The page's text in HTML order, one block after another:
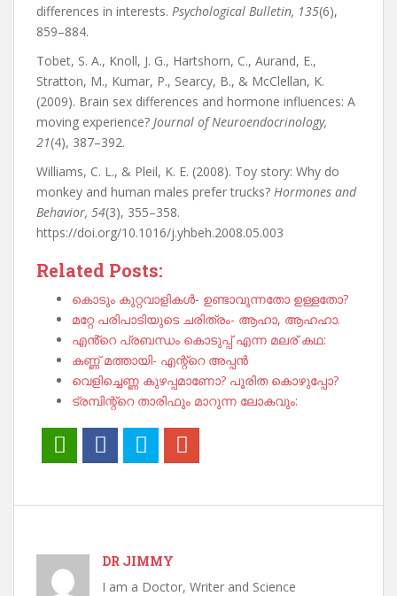
differences in interests. Psychological Bulletin, 135(6),
859–884.
Tobet, S. A., Knoll, J. G., Hartshorn, C., Aurand, E.,
Stratton, M., Kumar, P., Searcy, B., & McClellan, K.
(2009). Brain sex differences and hormone influences: A
moving experience? Journal of Neuroendocrinology,
21(4), 387–392.
Williams, C. L., & Pleil, K. E. (2008). Toy story: Why do
monkey and human males prefer trucks? Hormones and
Behavior, 54(3), 355–358.
https://doi.org/10.1016/j.yhbeh.2008.05.003
Related Posts:
കൊടും കുറ്റവാളികൾ- ഉണ്ടാവുന്നതോ ഉള്ളതോ?
മറ്റേ പരിപാടിയുടെ ചരിത്രം- ആഹാ, ആഹഹാ.
എൻ്റെ പ്രബന്ധം കൊടുപ്പ് എന്ന മലര് കഥ:
കണ്ണ് മത്തായി- എന്റ്റെ അപ്പൻ
വെളിച്ചെണ്ണ കുഴപ്പമാണോ? പൂരിത കൊഴുപ്പോ?
ട്രമ്പിന്റ്റെ താരിഫും മാറുന്ന ലോകവും:
DR JIMMY
I am a Doctor, Writer and Science